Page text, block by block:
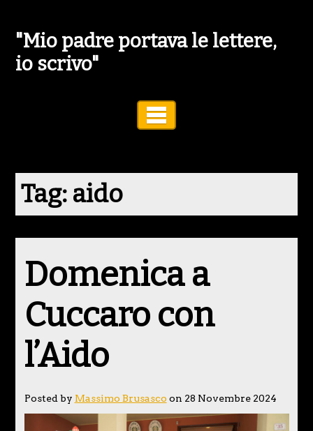
"Mio padre portava le lettere,
io scrivo"
Tag: aido
Domenica a
Cuccaro con
l’Aido
Posted by Massimo Brusasco on 28 Novembre 2024